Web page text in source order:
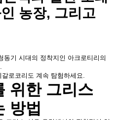
농장, 그리고
동기 시대의 정착지인 아크로티리의
로코리도 계속 탐험하세요.
위한 그리스
방법